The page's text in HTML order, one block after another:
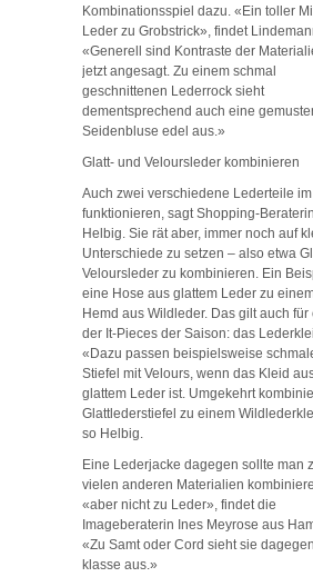
Kombinationsspiel dazu. «Ein toller
Leder zu Grobstrick», findet
«Generell sind Kontraste der
jetzt angesagt. Zu einem schmal
geschnittenen Lederrock sieht
dementsprechend auch eine
Seidenbluse edel aus.»
Glatt- und Veloursleder kombinieren
Auch zwei verschiedene Lederteile
funktionieren, sagt Shopping-Beraterin
Helbig. Sie rät aber, immer noch auf
Unterschiede zu setzen – also etwa
Veloursleder zu kombinieren. Ein
eine Hose aus glattem Leder zu
Hemd aus Wildleder. Das gilt auch für
der It-Pieces der Saison: das
«Dazu passen beispielsweise
Stiefel mit Velours, wenn das Kleid
glattem Leder ist. Umgekehrt
Glattlederstiefel zu einem
so Helbig.
Eine Lederjacke dagegen sollte man
vielen anderen Materialien
«aber nicht zu Leder», findet die
Imageberaterin Ines Meyrose aus
«Zu Samt oder Cord sieht sie dagegen
klasse aus.»